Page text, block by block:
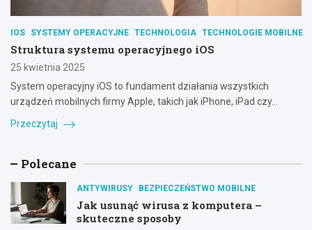
IOS SYSTEMY OPERACYJNE TECHNOLOGIA TECHNOLOGIE MOBILNE
Struktura systemu operacyjnego iOS
25 kwietnia 2025
System operacyjny iOS to fundament działania wszystkich
urządzeń mobilnych firmy Apple, takich jak iPhone, iPad czy…
Przeczytaj
Polecane
ANTYWIRUSY BEZPIECZEŃSTWO MOBILNE
Jak usunąć wirusa z komputera –
skuteczne sposoby